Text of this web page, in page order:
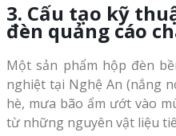
3. Cấu tạo kỹ
đèn quảng cáo
Một sản phẩm hộp đèn
nghiệt tại Nghệ An (nắng
hè, mưa bão ẩm ướt vào
từ những nguyên vật liệu